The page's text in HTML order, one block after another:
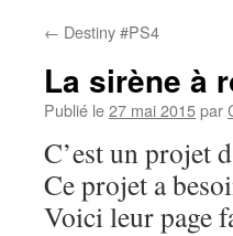
← Destiny #PS4
La sirène à
Publié le27 mai 2015par
C’est un projet
Ce projet a
Voici leur page